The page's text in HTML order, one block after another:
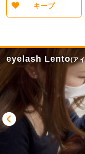
キープ
eyelash Lento(ア